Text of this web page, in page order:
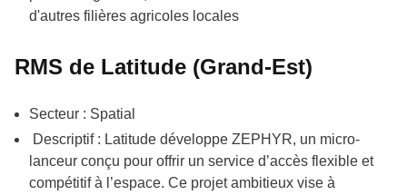
d'autres filières agricoles locales
RMS de Latitude (Grand-Est)
Secteur : Spatial
Descriptif : Latitude développe ZEPHYR, un micro-
lanceur conçu pour offrir un service d’accès flexible et
compétitif à l’espace. Ce projet ambitieux vise à